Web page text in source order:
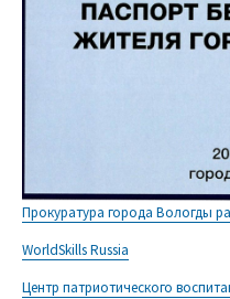
Прокуратура города Вологды
WorldSkills Russia
Центр патриотического